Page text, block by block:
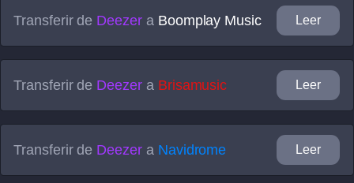
Transferir de Deezera Boomplay Music Leer
Transferir de Deezera Brisamusic Leer
Transferir de Deezera Navidrome Leer